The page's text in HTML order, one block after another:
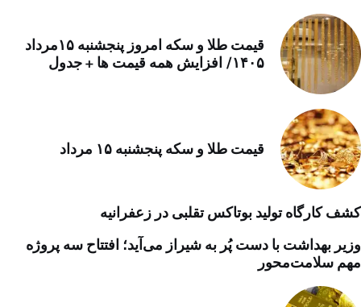
قیمت طلا و سکه امروز پنجشنبه ۱۵مرداد
۱۴۰۵/ افزایش همه قیمت ها + جدول
قیمت طلا و سکه پنجشنبه ۱۵ مرداد
کشف کارگاه تولید بوتاکس تقلبی در زعفرانیه
وزیر بهداشت با دست پُر به شیراز می‌آید؛ افتتاح سه پروژه
مهم سلامت‌محور